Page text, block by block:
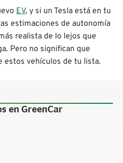
EV, y si un Tesla está en tu
estimaciones de autonomía
realista de lo lejos que
Pero no significan que
estos vehículos de tu lista.
en GreenCar